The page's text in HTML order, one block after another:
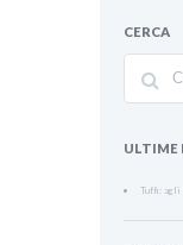
CERCA
ULTIME
Tuffi: agli